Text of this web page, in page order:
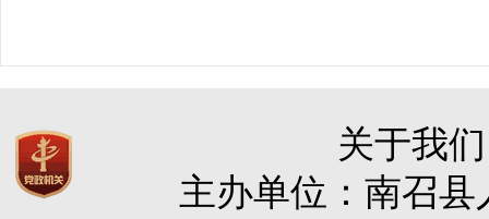
关于我们
主办单位：南召